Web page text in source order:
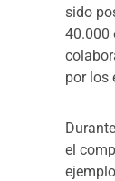
sido
40.000
por los
el